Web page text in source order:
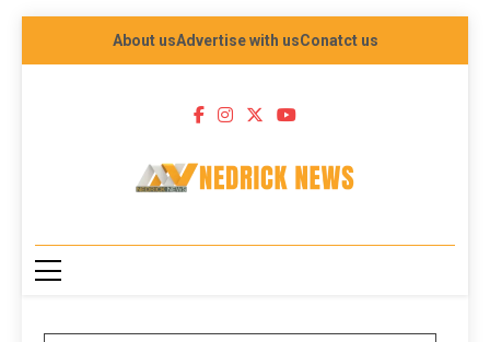
About usAdvertise with usConatct us
NEDRICK NEWS